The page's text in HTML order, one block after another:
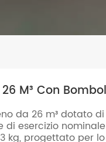
M³ Con
da 26 m³ dotato
esercizio
kg, progettato per